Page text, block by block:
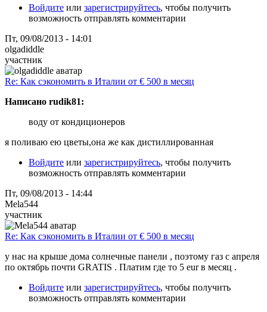
Войдите или зарегистрируйтесь, чтобы получить
возможность отправлять комментарии
Пт, 09/08/2013 - 14:01
olgadiddle
участник
Re: Как сэкономить в Италии от € 500 в месяц
Написано rudik81:
воду от кондиционеров
я поливаю ею цветы,она же как дистиллированная
Войдите или зарегистрируйтесь, чтобы получить
возможность отправлять комментарии
Пт, 09/08/2013 - 14:44
Mela544
участник
Re: Как сэкономить в Италии от € 500 в месяц
у нас на крыше дома солнечные панели , поэтому газ с апреля
по октябрь почти GRATIS . Платим где то 5 eur в месяц .
Войдите или зарегистрируйтесь, чтобы получить
возможность отправлять комментарии